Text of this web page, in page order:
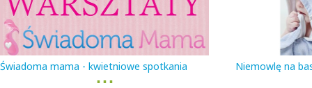
Świadoma mama - kwietniowe spotkania
▪ ▪ ▪
Niemowlę na